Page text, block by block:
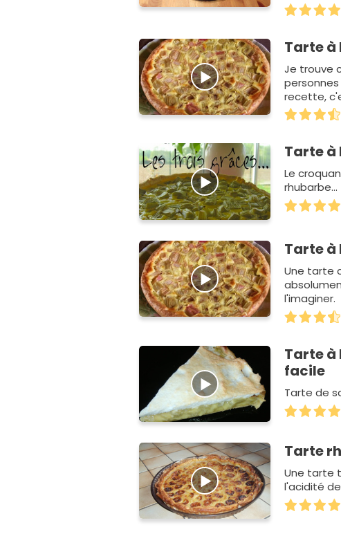
Tarte à
Je trouve
recette,
me…
Tarte
Le
rhubarbe...
Tarte à
Une tarte
l'imaginer.
Tarte à
facile
Tarte de
Tarte
Une tarte
l'acidité